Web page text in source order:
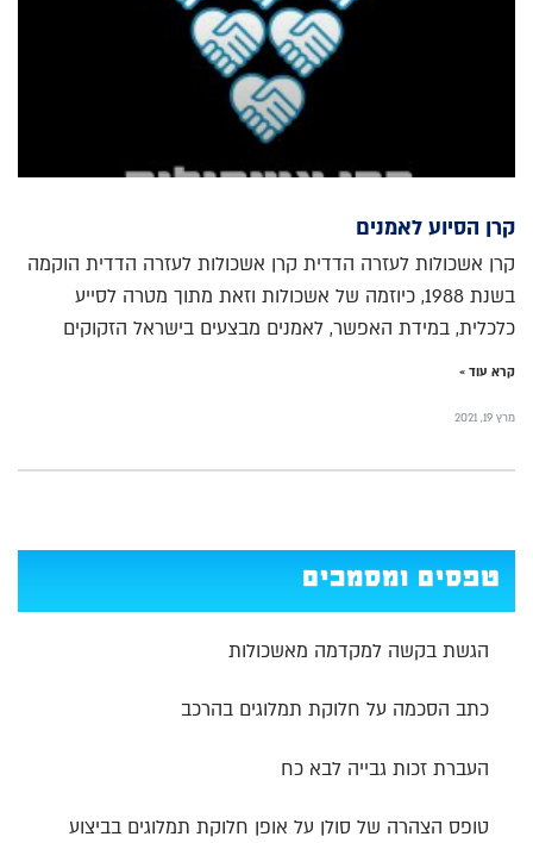
קרן הסיוע לאמנים
קרן אשכולות לעזרה הדדית קרן אשכולות לעזרה הדדית הוקמה
בשנת 1988, כיוזמה של אשכולות וזאת מתוך מטרה לסייע
כלכלית, במידת האפשר, לאמנים מבצעים בישראל הזקוקים
קרא עוד »
מרץ 19, 2021
טפסים ומסמכים
הגשת בקשה למקדמה מאשכולות
כתב הסכמה על חלוקת תמלוגים בהרכב
העברת זכות גבייה לבא כח
טופס הצהרה של סולן על אופן חלוקת תמלוגים בביצוע